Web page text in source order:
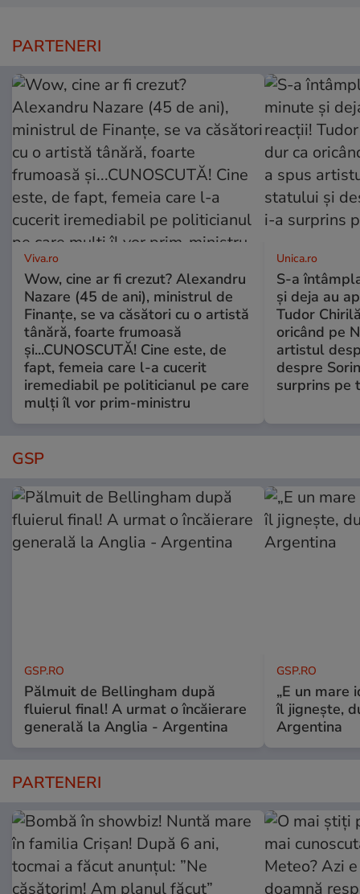
PARTENERI
Viva.ro
Wow, cine ar fi crezut? Alexandru
Nazare (45 de ani), ministrul de
Finanțe, se va căsători cu o artistă
tânără, foarte frumoasă
și...CUNOSCUTĂ! Cine este, de
fapt, femeia care l-a cucerit
iremediabil pe politicianul pe care
mulți îl vor prim-ministru
Unica.ro
S-a
și deja au
Tudor
oricând pe
artistul
despre
surprins pe
GSP
GSP.RO
Pălmuit de Bellingham după
fluierul final! A urmat o încăierare
generală la Anglia - Argentina
GSP.RO
„E un mare
îl jignește,
Argentina
PARTENERI